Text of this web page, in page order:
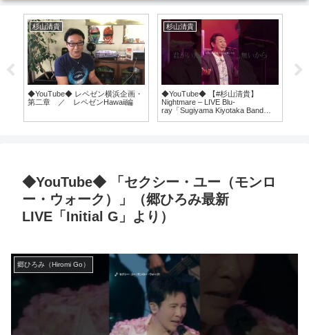
杉山清貴
◆YouTube◆ レペゼン横浜企画・
第二章 ／ レペゼンHawaii編
杉山清貴
◆YouTube◆ 【#杉山清貴】
Nightmare – LIVE Blu-
ray「Sugiyama Kiyotaka Band
◆YouTube◆ 「セクシー・ユー（モンロ
ー・ウォーク）」（郷ひろみ最新
LIVE「Initial G」より）
郷ひろみ（Hiromi Go）